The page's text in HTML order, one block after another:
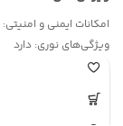
امکانات ایمنی و امنیتی:
ویژگی‌های نوری: دارد
نحوه کنترل و فرمان: